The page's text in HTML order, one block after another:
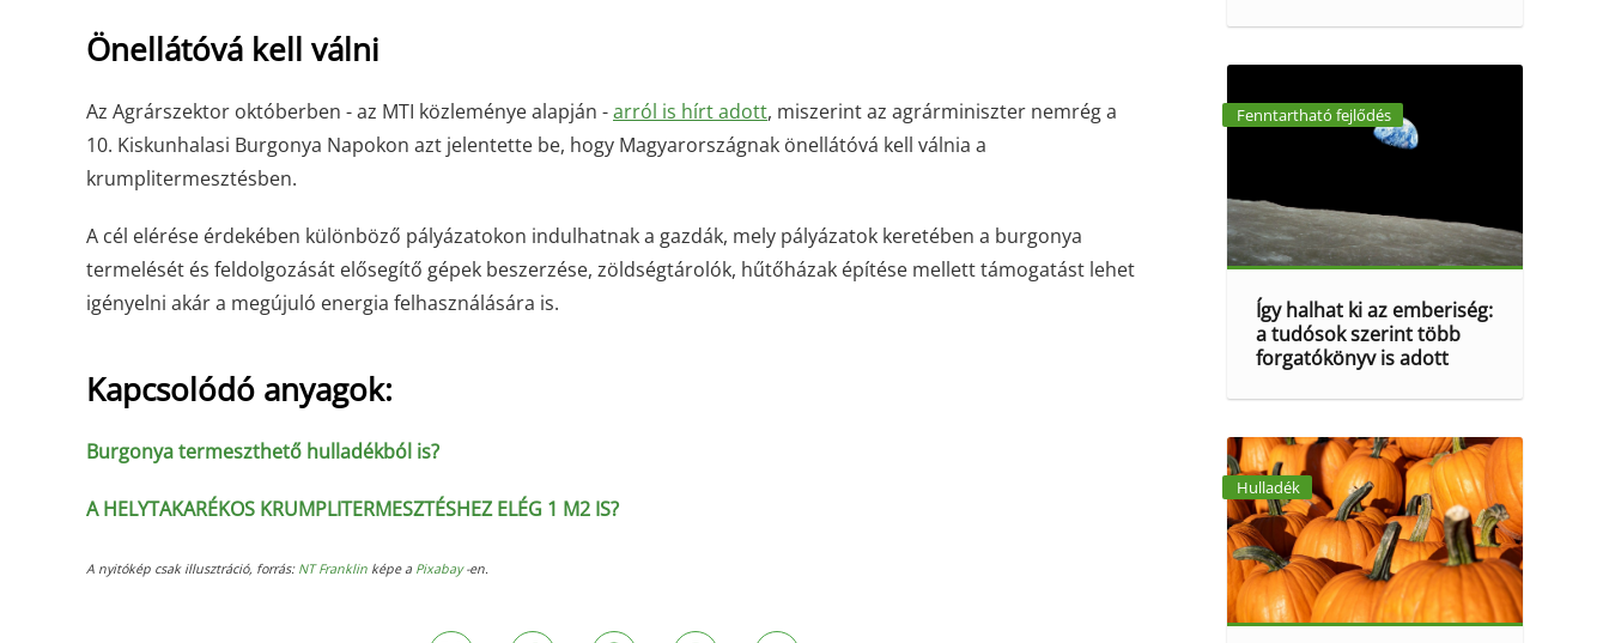
Önellátóvá kell válni
Az Agrárszektor októberben - az MTI közleménye alapján -arról is hírt adott, miszerint az agrárminiszter nemréga
10. Kiskunhalasi Burgonya Napokon azt jelentette be, hogy Magyarországnak önellátóvá kell válnia a
krumplitermesztésben.
A cél elérése érdekében különböző pályázatokon indulhatnak a gazdák, mely pályázatok keretében a burgonya
termelését és feldolgozását elősegítő gépek beszerzése, zöldségtárolók, hűtőházak építése mellett támogatást lehet
igényelni akár a megújuló energia felhasználására is.
Kapcsolódó anyagok:
Burgonya termeszthető hulladékból is?
A HELYTAKARÉKOS KRUMPLITERMESZTÉSHEZ ELÉG 1 M2 IS?
A nyitókép csak illusztráció, forrás: NT Franklin képe a Pixabay-en.
Fenntartható fejlődés
Így halhat ki az emberiség:
a tudósok szerint több
forgatókönyv is adott
Hulladék